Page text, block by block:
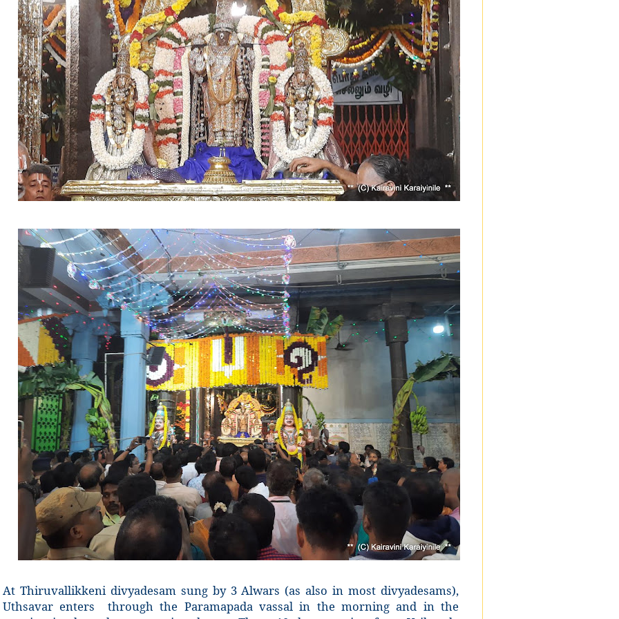
At Thiruvallikkeni divyadesam sung by 3 Alwars (as also in most divyadesams),
Uthsavar enters through the Paramapada vassal in the morning and in the